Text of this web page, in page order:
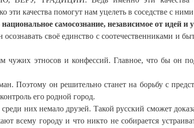
эти качества помогут нам уцелеть в соседстве с
самосознание, независимое от идей и
своё единство с соотечественниками и
чужих этносов и конфессий. Главное, что бы он
Поэтому он решительно станет на борьбу с
его родной город.
них немало друзей. Такой русский сможет
всему городу и что никто не собирается